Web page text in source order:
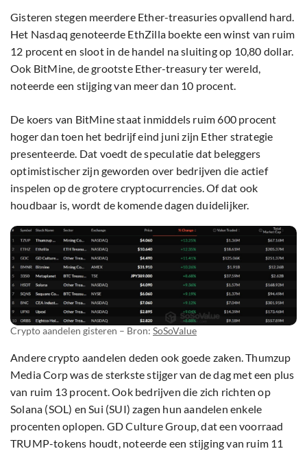
Gisteren stegen meerdere Ether-treasuries opvallend hard.
Het Nasdaq genoteerde EthZilla boekte een winst van ruim
12 procent en sloot in de handel na sluiting op 10,80 dollar.
Ook BitMine, de grootste Ether-treasury ter wereld,
noteerde een stijging van meer dan 10 procent.
De koers van BitMine staat inmiddels ruim 600 procent
hoger dan toen het bedrijf eind juni zijn Ether strategie
presenteerde. Dat voedt de speculatie dat beleggers
optimistischer zijn geworden over bedrijven die actief
inspelen op de grotere cryptocurrencies. Of dat ook
houdbaar is, wordt de komende dagen duidelijker.
Crypto aandelen gisteren – Bron: SoSoValue
Andere crypto aandelen deden ook goede zaken. Thumzup
Media Corp was de sterkste stijger van de dag met een plus
van ruim 13 procent. Ook bedrijven die zich richten op
Solana (SOL) en Sui (SUI) zagen hun aandelen enkele
procenten oplopen. GD Culture Group, dat een voorraad
TRUMP-tokens houdt, noteerde een stijging van ruim 11